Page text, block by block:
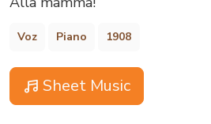
Voz Piano 1908
Sheet Music